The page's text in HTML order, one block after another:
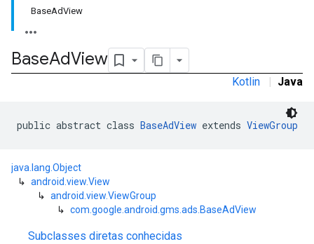
BaseAdView
BaseAdView
Kotlin | Java
public abstract class BaseAdView extends ViewGroup
java.lang.Object
↳ android.view.View
↳ android.view.ViewGroup
↳ com.google.android.gms.ads.BaseAdView
Subclasses diretas conhecidas